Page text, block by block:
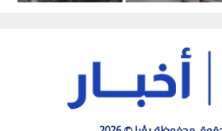
دمشق
قلنديا